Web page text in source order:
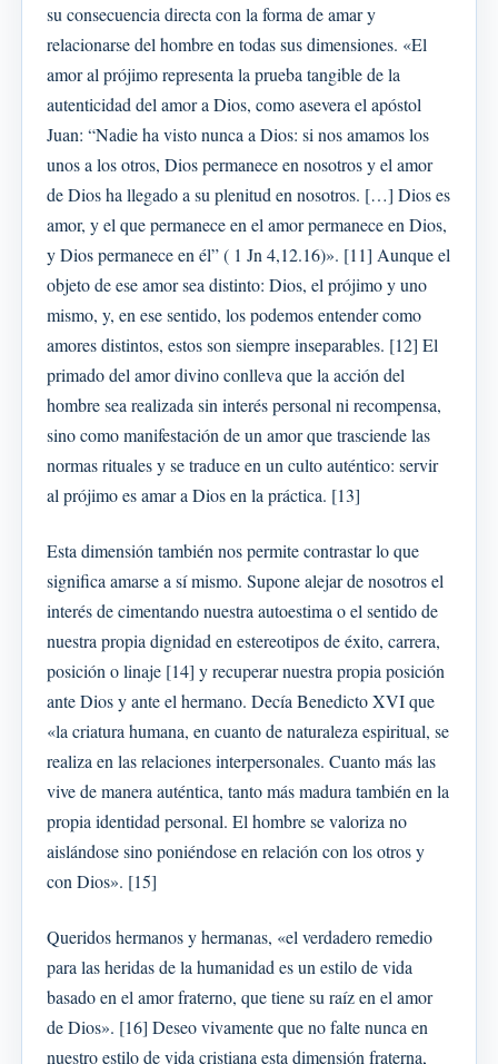
su consecuencia directa con la forma de amar y
relacionarse del hombre en todas sus dimensiones. «El
amor al prójimo representa la prueba tangible de la
autenticidad del amor a Dios, como asevera el apóstol
Juan: “Nadie ha visto nunca a Dios: si nos amamos los
unos a los otros, Dios permanece en nosotros y el amor
de Dios ha llegado a su plenitud en nosotros. […] Dios es
amor, y el que permanece en el amor permanece en Dios,
y Dios permanece en él” ( 1 Jn 4,12.16)». [11] Aunque el
objeto de ese amor sea distinto: Dios, el prójimo y uno
mismo, y, en ese sentido, los podemos entender como
amores distintos, estos son siempre inseparables. [12] El
primado del amor divino conlleva que la acción del
hombre sea realizada sin interés personal ni recompensa,
sino como manifestación de un amor que trasciende las
normas rituales y se traduce en un culto auténtico: servir
al prójimo es amar a Dios en la práctica. [13]
Esta dimensión también nos permite contrastar lo que
significa amarse a sí mismo. Supone alejar de nosotros el
interés de cimentando nuestra autoestima o el sentido de
nuestra propia dignidad en estereotipos de éxito, carrera,
posición o linaje [14] y recuperar nuestra propia posición
ante Dios y ante el hermano. Decía Benedicto XVI que
«la criatura humana, en cuanto de naturaleza espiritual, se
realiza en las relaciones interpersonales. Cuanto más las
vive de manera auténtica, tanto más madura también en la
propia identidad personal. El hombre se valoriza no
aislándose sino poniéndose en relación con los otros y
con Dios». [15]
Queridos hermanos y hermanas, «el verdadero remedio
para las heridas de la humanidad es un estilo de vida
basado en el amor fraterno, que tiene su raíz en el amor
de Dios». [16] Deseo vivamente que no falte nunca en
nuestro estilo de vida cristiana esta dimensión fraterna,